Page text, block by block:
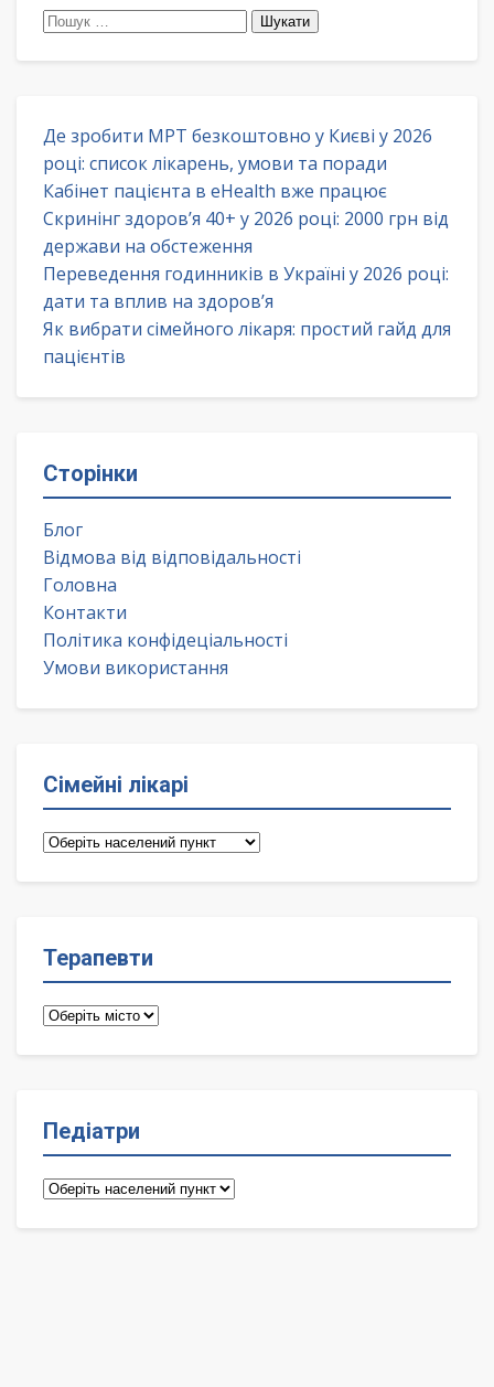
Пошук:
Де зробити МРТ безкоштовно у Києві у 2026
році: список лікарень, умови та поради
Кабінет пацієнта в eHealth вже працює
Скринінг здоров’я 40+ у 2026 році: 2000 грн від
держави на обстеження
Переведення годинників в Україні у 2026 році:
дати та вплив на здоров’я
Як вибрати сімейного лікаря: простий гайд для
пацієнтів
Сторінки
Блог
Відмова від відповідальності
Головна
Контакти
Політика конфідеціальності
Умови використання
Сімейні лікарі
Сімейні
Терапевти
Терапевти
Педіатри
Педіатри